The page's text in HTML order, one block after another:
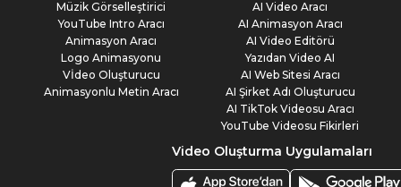
Müzik Görselleştirici
YouTube Intro Aracı
Animasyon Aracı
Logo Animasyonu
Vİdeo Oluşturucu
Animasyonlu Metin Aracı
AI Video Aracı
AI Animasyon Aracı
AI Video Editörü
Yazıdan Video AI
AI Web Sitesi Aracı
AI Şirket Adı Oluşturucu
AI TikTok Videosu Aracı
YouTube Videosu Fikirleri
Video Oluşturma Uygulamaları